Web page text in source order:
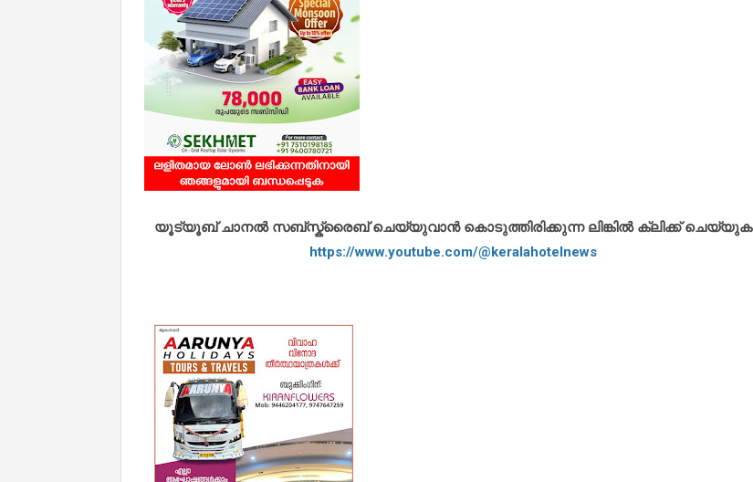
യൂട്യൂബ് ചാനൽ സബ്സ്ക്രൈബ് ചെയ്യുവാൻ കൊടുത്തിരിക്കുന്ന ലിങ്കിൽ ക്ലിക്ക് ചെയ്യുക
https://www.youtube.com/@keralahotelnews